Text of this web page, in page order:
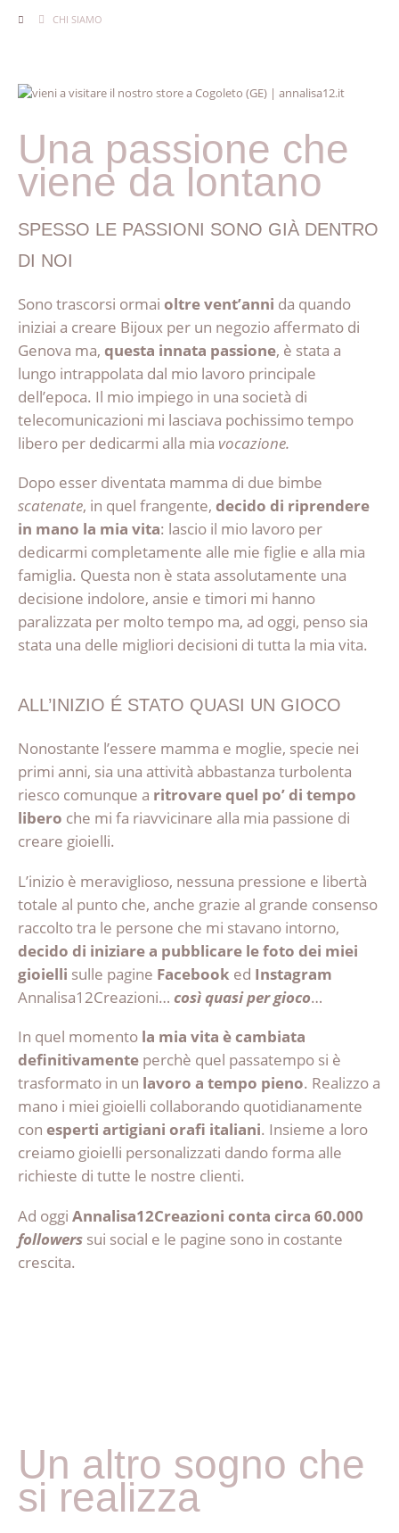
CHI SIAMO
Una passione che
viene da lontano
SPESSO LE PASSIONI SONO GIÀ DENTRO
DI NOI
Sono trascorsi ormai oltre vent’anni da quando
iniziai a creare Bijoux per un negozio affermato di
Genova ma, questa innata passione, è stata a
lungo intrappolata dal mio lavoro principale
dell’epoca. Il mio impiego in una società di
telecomunicazioni mi lasciava pochissimo tempo
libero per dedicarmi alla mia vocazione.
Dopo esser diventata mamma di due bimbe
scatenate, in quel frangente, decido di riprendere
in mano la mia vita: lascio il mio lavoro per
dedicarmi completamente alle mie figlie e alla mia
famiglia. Questa non è stata assolutamente una
decisione indolore, ansie e timori mi hanno
paralizzata per molto tempo ma, ad oggi, penso sia
stata una delle migliori decisioni di tutta la mia vita.
ALL’INIZIO É STATO QUASI UN GIOCO
Nonostante l’essere mamma e moglie, specie nei
primi anni, sia una attività abbastanza turbolenta
riesco comunque a ritrovare quel po’ di tempo
libero che mi fa riavvicinare alla mia passione di
creare gioielli.
L’inizio è meraviglioso, nessuna pressione e libertà
totale al punto che, anche grazie al grande consenso
raccolto tra le persone che mi stavano intorno,
decido di iniziare a pubblicare le foto dei miei
gioielli sulle pagine Facebook ed Instagram
Annalisa12Creazioni… così quasi per gioco…
In quel momento la mia vita è cambiata
definitivamente perchè quel passatempo si è
trasformato in un lavoro a tempo pieno. Realizzo a
mano i miei gioielli collaborando quotidianamente
con esperti artigiani orafi italiani. Insieme a loro
creiamo gioielli personalizzati dando forma alle
richieste di tutte le nostre clienti.
Ad oggi Annalisa12Creazioni conta circa 60.000
followers sui social e le pagine sono in costante
crescita.
Un altro sogno che
si realizza